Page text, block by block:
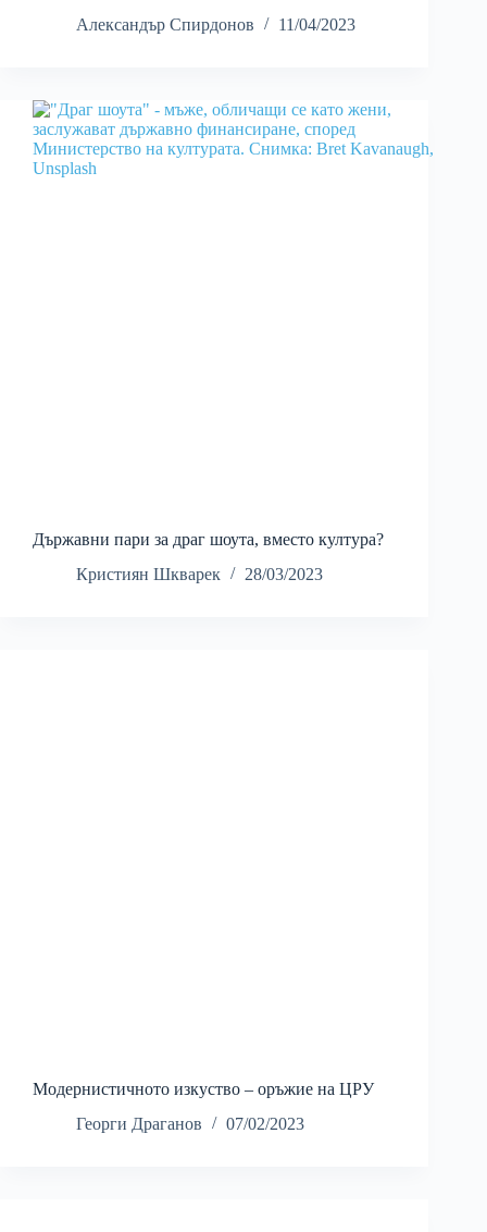
Александър Спирдонов 11/04/2023
Държавни пари за драг шоута, вместо култура?
Кристиян Шкварек
28/03/2023
Модернистичното изкуство – оръжие на ЦРУ
Георги Драганов
07/02/2023